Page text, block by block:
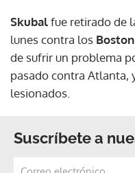
Skubalfue retirado de
lunes contra los
de sufrir un problema
pasado contra Atlanta,
lesionados.
Suscríbete a